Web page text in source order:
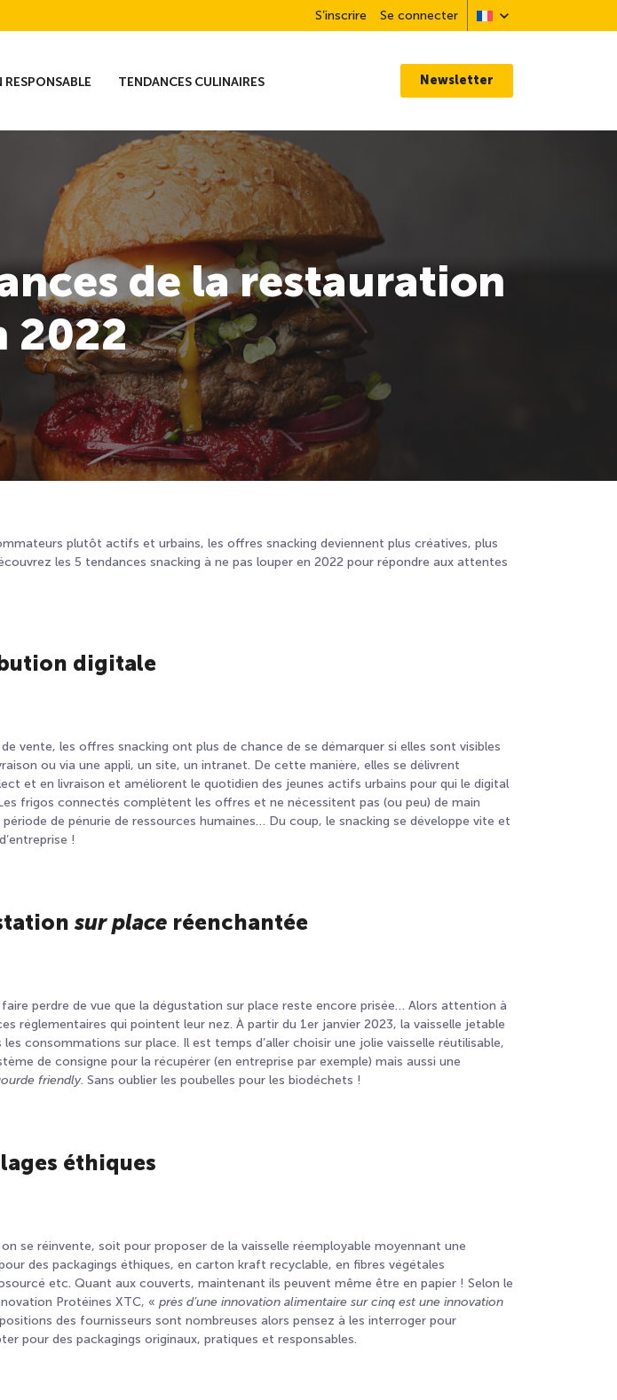
S’inscrire Se connecter
TENDANCES CULINAIRES Newsletter
de la restauration
2022
plutôt actifs et urbains, les offres snacking deviennent plus créatives, plus
les 5 tendances snacking à ne pas louper en 2022 pour répondre aux attentes
digitale
vente, les offres snacking ont plus de chance de se démarquer si elles sont visibles
ou via une appli, un site, un intranet. De cette manière, elles se délivrent
et en livraison et améliorent le quotidien des jeunes actifs urbains pour qui le digital
frigos connectés complètent les offres et ne nécessitent pas (ou peu) de main
de pénurie de ressources humaines… Du coup, le snacking se développe vite et
!
sur place réenchantée
perdre de vue que la dégustation sur place reste encore prisée… Alors attention à
réglementaires qui pointent leur nez. À partir du 1er janvier 2023, la vaisselle jetable
consommations sur place. Il est temps d’aller choisir une jolie vaisselle réutilisable,
de consigne pour la récupérer (en entreprise par exemple) mais aussi une
friendly. Sans oublier les poubelles pour les biodéchets !
éthiques
se réinvente, soit pour proposer de la vaisselle réemployable moyennant une
des packagings éthiques, en carton kraft recyclable, en fibres végétales
etc. Quant aux couverts, maintenant ils peuvent même être en papier ! Selon le
Protéines XTC, « près d’une innovation alimentaire sur cinq est une innovation
des fournisseurs sont nombreuses alors pensez à les interroger pour
pour des packagings originaux, pratiques et responsables.